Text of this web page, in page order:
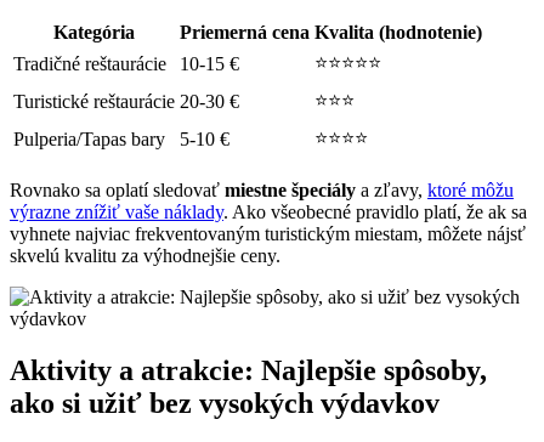
Kategória Priemerná cena Kvalita (hodnotenie)
Tradičné reštaurácie
10-15 €
⭐⭐⭐⭐⭐
Turistické reštaurácie 20-30 €
⭐⭐⭐
Pulperia/Tapas bary
5-10 € ⭐⭐⭐⭐
Rovnako sa oplatí sledovať miestne špeciály a zľavy, ktoré môžu
výrazne znížiť vaše náklady. Ako všeobecné pravidlo platí, že ak sa
vyhnete najviac frekventovaným turistickým miestam, môžete nájsť
skvelú kvalitu za výhodnejšie ceny.
Aktivity a atrakcie: Najlepšie spôsoby,
ako si užiť bez vysokých výdavkov